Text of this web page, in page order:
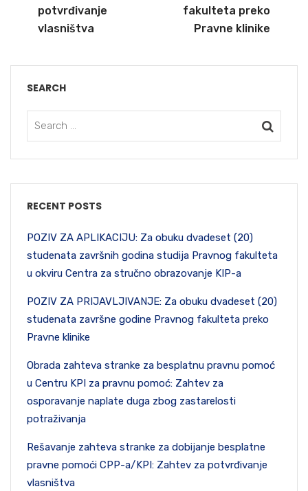
potvrđivanje
vlasništva
fakulteta preko
Pravne klinike
SEARCH
RECENT POSTS
POZIV ZA APLIKACIJU: Za obuku dvadeset (20)
studenata završnih godina studija Pravnog fakulteta
u okviru Centra za stručno obrazovanje KIP-a
POZIV ZA PRIJAVLJIVANJE: Za obuku dvadeset (20)
studenata završne godine Pravnog fakulteta preko
Pravne klinike
Obrada zahteva stranke za besplatnu pravnu pomoć
u Centru KPI za pravnu pomoć: Zahtev za
osporavanje naplate duga zbog zastarelosti
potraživanja
Rešavanje zahteva stranke za dobijanje besplatne
pravne pomoći CPP-a/KPI: Zahtev za potvrđivanje
vlasništva